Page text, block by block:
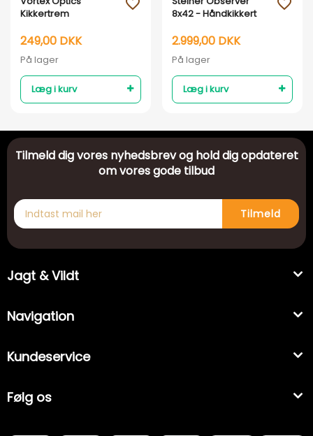
Kikkertrem
249,00 DKK
På lager
Læg i kurv
favorite_outline
8x42 - Håndkikkert
2.999,00 DKK
På lager
Læg i kurv
favorite_outline
Tilmeld dig vores nyhedsbrev og hold dig opdateret
om vores gode tilbud
Tilmeld
Jagt & Vildt
Navigation
Kundeservice
Følg os